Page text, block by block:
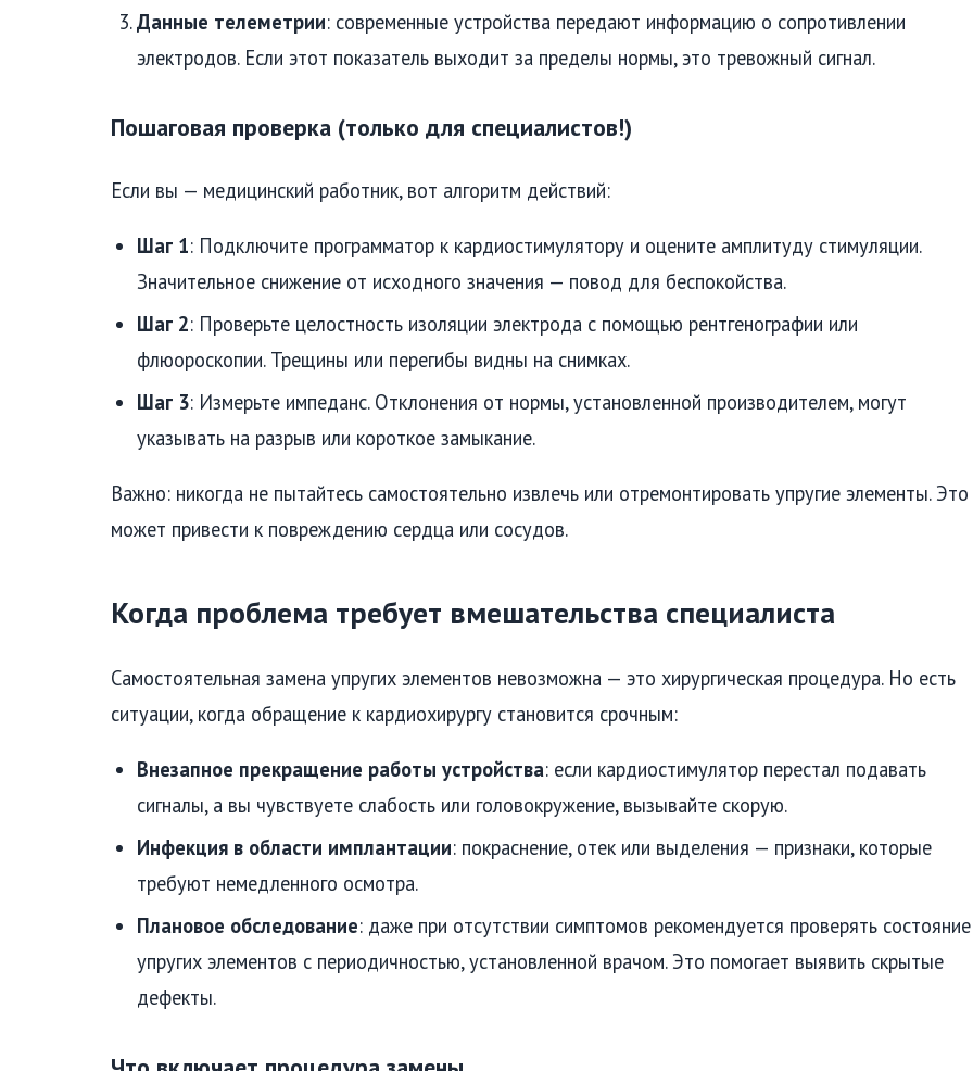
Данные телеметрии: современные устройства передают информацию о сопротивлении
электродов. Если этот показатель выходит за пределы нормы, это тревожный сигнал.
Пошаговая проверка (только для специалистов!)
Если вы — медицинский работник, вот алгоритм действий:
Шаг 1: Подключите программатор к кардиостимулятору и оцените амплитуду стимуляции.
Значительное снижение от исходного значения — повод для беспокойства.
Шаг 2: Проверьте целостность изоляции электрода с помощью рентгенографии или
флюороскопии. Трещины или перегибы видны на снимках.
Шаг 3: Измерьте импеданс. Отклонения от нормы, установленной производителем, могут
указывать на разрыв или короткое замыкание.
Важно: никогда не пытайтесь самостоятельно извлечь или отремонтировать упругие элементы. Это
может привести к повреждению сердца или сосудов.
Когда проблема требует вмешательства специалиста
Самостоятельная замена упругих элементов невозможна — это хирургическая процедура. Но есть
ситуации, когда обращение к кардиохирургу становится срочным:
Внезапное прекращение работы устройства: если кардиостимулятор перестал подавать
сигналы, а вы чувствуете слабость или головокружение, вызывайте скорую.
Инфекция в области имплантации: покраснение, отек или выделения — признаки, которые
требуют немедленного осмотра.
Плановое обследование: даже при отсутствии симптомов рекомендуется проверять состояние
упругих элементов с периодичностью, установленной врачом. Это помогает выявить скрытые
дефекты.